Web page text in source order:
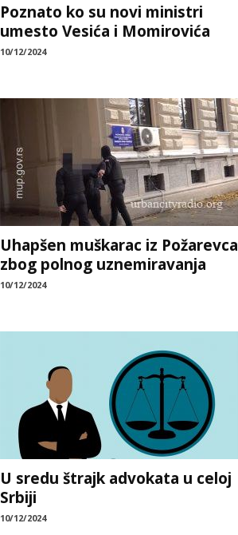
Poznato ko su novi ministri
umesto Vesića i Momirovića
10/12/2024
Uhapšen muškarac iz Požarevca
zbog polnog uznemiravanja
10/12/2024
U sredu štrajk advokata u celoj
Srbiji
10/12/2024